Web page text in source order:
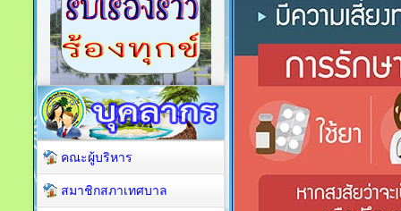
คณะผู้บริหาร
สมาชิกสภาเทศบาล